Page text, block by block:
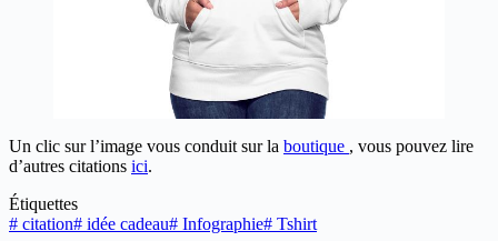
Un clic sur l’image vous conduit sur la boutique , vous pouvez lire
d’autres citations ici.
Étiquettes
# citation# idée cadeau# Infographie# Tshirt